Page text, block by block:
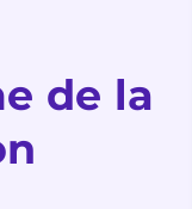
de la